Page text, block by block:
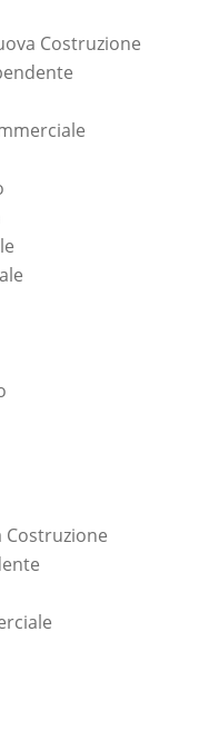
Costruzione
Costruzione